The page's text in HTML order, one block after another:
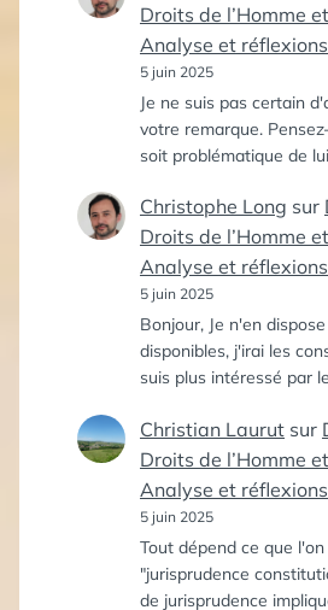
Droits de l’Homme
Analyse et
5 juin 2025
Je ne suis pas certain
votre remarque.
soit problématique de
Christophe Long sur
Droits de l’Homme
Analyse et
5 juin 2025
Bonjour, Je n'en
disponibles, j'irai les
suis plus intéressé par
Christian Laurut sur
Droits de l’Homme
Analyse et
5 juin 2025
Tout dépend ce que
"jurisprudence
de jurisprudence